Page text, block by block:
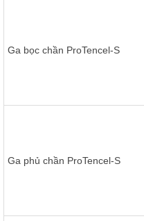
Ga bọc chần ProTencel-S
Ga phủ chần ProTencel-S